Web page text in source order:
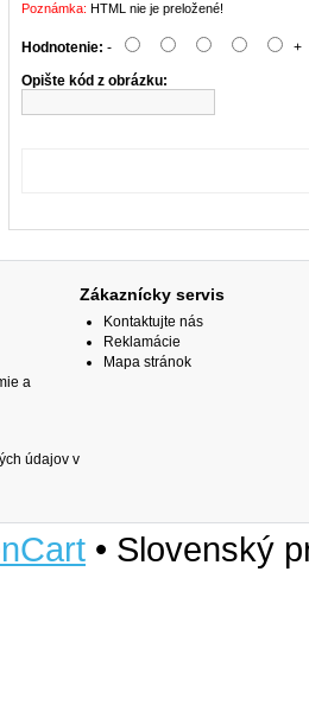
Poznámka: HTML nie je preložené!
Hodnotenie: -
+
Opište kód z obrázku:
a
údajov v
Zákaznícky servis
Kontaktujte nás
Reklamácie
Mapa stránok
• Slovenský